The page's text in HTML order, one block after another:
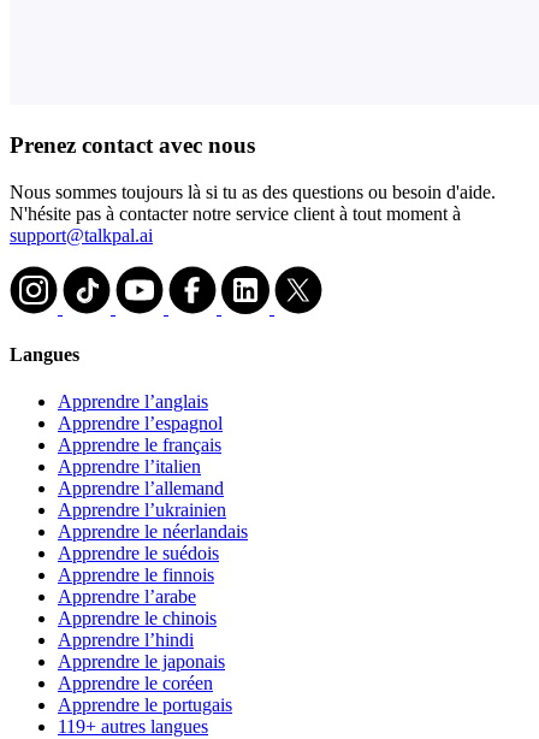
Prenez contact avec nous
Nous sommes toujours là si tu as des questions ou besoin d'aide.
N'hésite pas à contacter notre service client à tout moment à
support@talkpal.ai
Langues
Apprendre l’anglais
Apprendre l’espagnol
Apprendre le français
Apprendre l’italien
Apprendre l’allemand
Apprendre l’ukrainien
Apprendre le néerlandais
Apprendre le suédois
Apprendre le finnois
Apprendre l’arabe
Apprendre le chinois
Apprendre l’hindi
Apprendre le japonais
Apprendre le coréen
Apprendre le portugais
119+ autres langues